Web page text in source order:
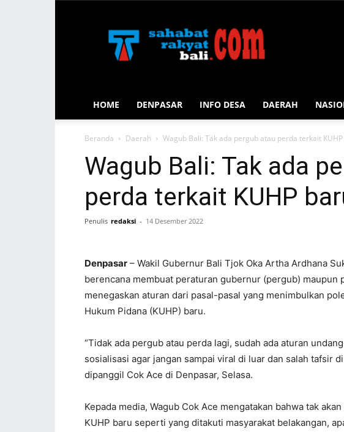
Rakyat
Bali
HOME DENPASAR INFO DESA DAERAH
Beranda Daerah Wagub Bali: Tak ada pergub atau perda terkait
Wagub Bali: Tak ada
perda terkait KUHP
Penulis redaksi - 14 Desember 2022
Denpasar – Wakil Gubernur Bali Tjok Oka Artha Ardhana
berencana membuat peraturan gubernur (pergub) maupun
menegaskan aturan dari pasal-pasal yang menimbulkan
Hukum Pidana (KUHP) baru.
“Tidak ada pergub atau perda lagi, sudah ada aturan
sosialisasi agar jangan sampai viral di luar dan salah tafsir
dipanggil Cok Ace di Denpasar, Selasa.
Kepada media, Wagub Cok Ace mengatakan bahwa tak
KUHP baru seperti yang ditakuti masyarakat belakangan,